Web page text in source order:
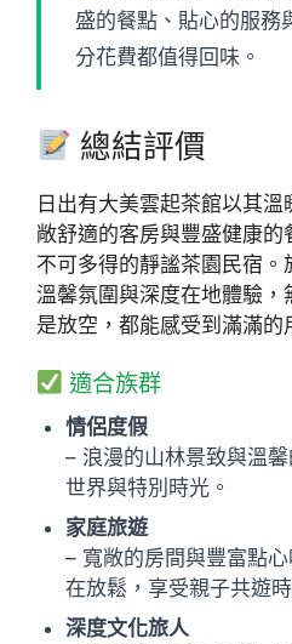
盛的餐點、貼心的服務
分花費都值得回味。
總結評價
日出有大美雲起茶館以其
敞舒適的客房與豐盛健康
不可多得的靜謐茶園民宿
溫馨氛圍與深度在地體驗
是放空，都能感受到滿滿的
適合族群
情侶度假
– 浪漫的山林景致與溫
世界與特別時光。
家庭旅遊
– 寬敞的房間與豐富點
在放鬆，享受親子共遊時
深度文化旅人